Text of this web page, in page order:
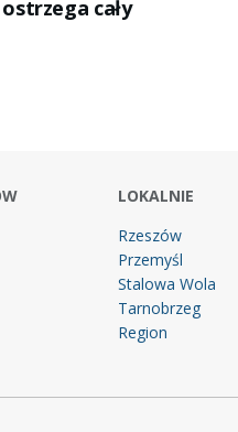
cały
LOKALNIE
Rzeszów
Przemyśl
Stalowa Wola
Tarnobrzeg
Region